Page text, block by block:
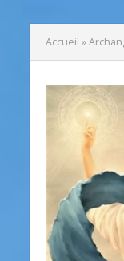
Accueil »